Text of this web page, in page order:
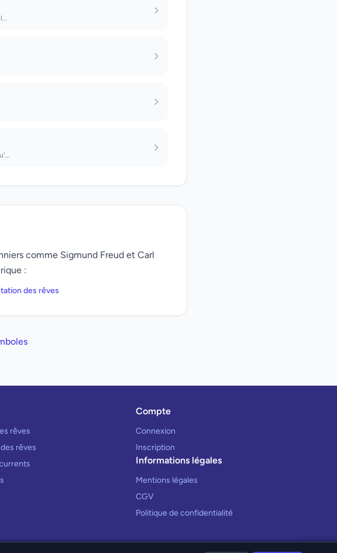
comme Sigmund Freud et Carl
:
des rêves
rêves
rêves
Compte
Connexion
Inscription
Informations légales
Mentions légales
CGV
Politique de confidentialité